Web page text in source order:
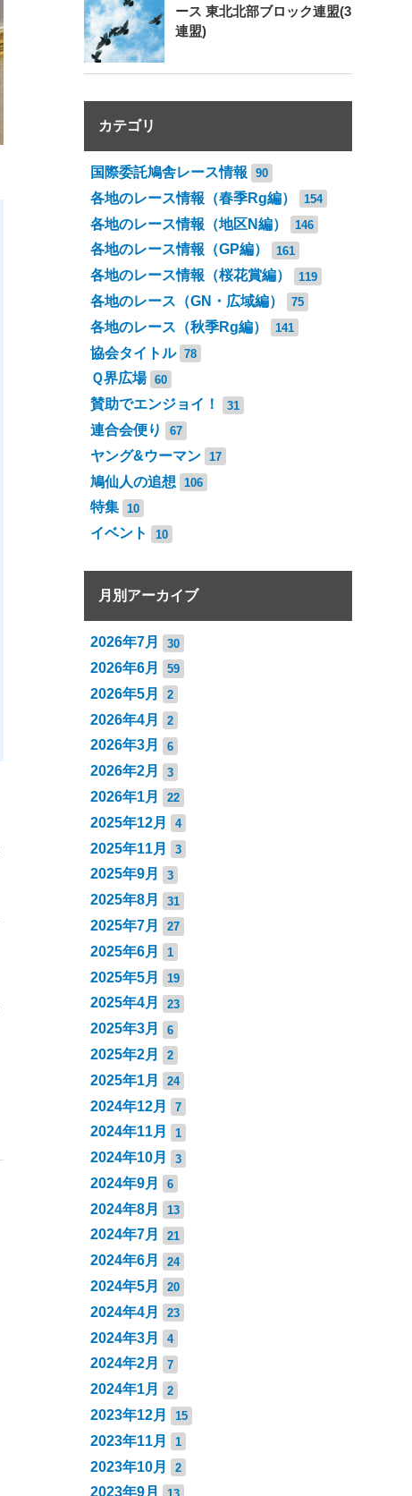
ース 東北北部ブロック連盟(3
連盟)
カテゴリ
国際委託鳩舎レース情報 90
各地のレース情報（春季Rg編） 154
各地のレース情報（地区N編） 146
各地のレース情報（GP編） 161
各地のレース情報（桜花賞編） 119
各地のレース（GN・広域編） 75
各地のレース（秋季Rg編） 141
協会タイトル 78
Ｑ界広場 60
賛助でエンジョイ！ 31
連合会便り 67
ヤング&ウーマン 17
鳩仙人の追想 106
特集 10
イベント 10
月別アーカイブ
2026年7月 30
2026年6月 59
2026年5月 2
2026年4月 2
2026年3月 6
2026年2月 3
2026年1月 22
2025年12月 4
2025年11月 3
2025年9月 3
2025年8月 31
2025年7月 27
2025年6月 1
2025年5月 19
2025年4月 23
2025年3月 6
2025年2月 2
2025年1月 24
2024年12月 7
2024年11月 1
2024年10月 3
2024年9月 6
2024年8月 13
2024年7月 21
2024年6月 24
2024年5月 20
2024年4月 23
2024年3月 4
2024年2月 7
2024年1月 2
2023年12月 15
2023年11月 1
2023年10月 2
2023年9月 13